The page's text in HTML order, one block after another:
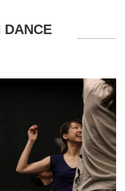
DANCE